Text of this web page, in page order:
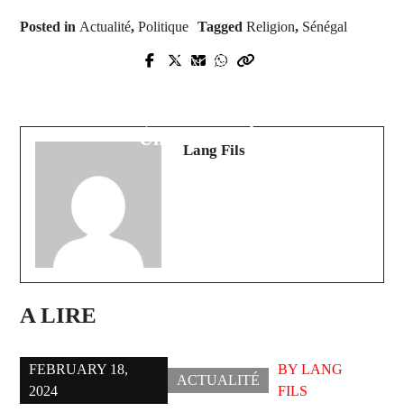
Posted in Actualité, Politique Tagged Religion, Sénégal
Prev Post
programmes scolaires
Next Post
Universitaires)
Lang Fils
A LIRE
FEBRUARY 18,
2024
ACTUALITÉ
BYLANG
FILS